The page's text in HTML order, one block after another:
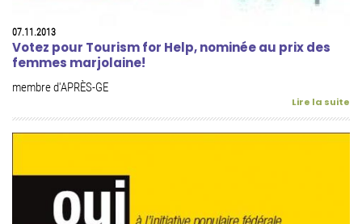
07.11.2013
Votez pour Tourism for Help, nominée au prix des
femmes marjolaine!
membre d'APRÈS-GE
Lire la suite